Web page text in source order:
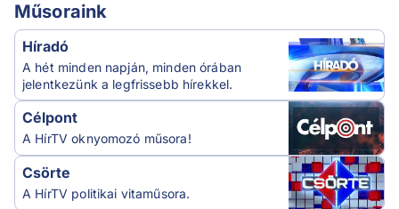
Műsoraink
Híradó
A hét minden napján, minden órában
jelentkezünk a legfrissebb hírekkel.
Célpont
A HírTV oknyomozó műsora!
Csörte
A HírTV politikai vitaműsora.